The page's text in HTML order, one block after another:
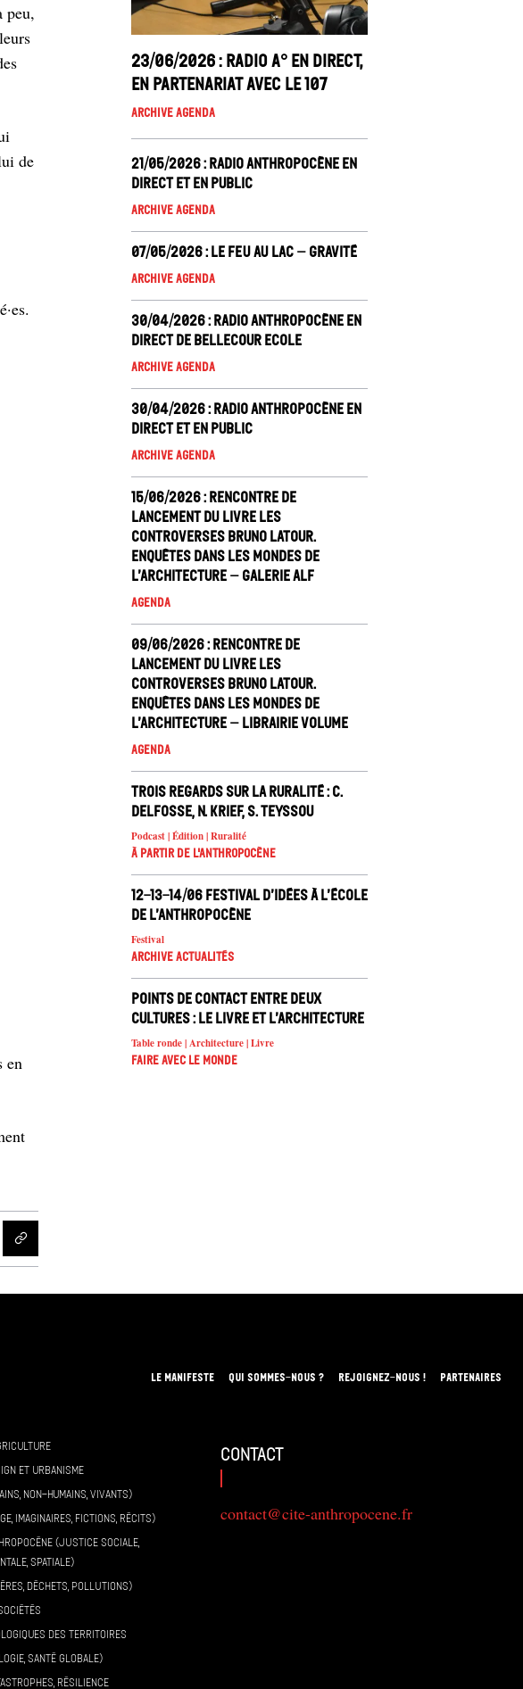
peu,
de
en
23/06/2026 : Radio A° en direct,
en partenariat avec le 107
Archive Agenda
21/05/2026 : Radio Anthropocène en
direct et en public
Archive Agenda
07/05/2026 : Le Feu au Lac – Gravité
Archive Agenda
30/04/2026 : Radio Anthropocène en
direct de Bellecour Ecole
Archive Agenda
30/04/2026 : Radio Anthropocène en
direct et en public
Archive Agenda
15/06/2026 : Rencontre de
lancement du livre Les
controverses Bruno Latour.
Enquêtes dans les mondes de
l’architecture – Galerie ALF
Agenda
09/06/2026 : Rencontre de
lancement du livre Les
controverses Bruno Latour.
Enquêtes dans les mondes de
l’architecture – Librairie Volume
Agenda
Trois regards sur la ruralité : C.
Delfosse, N. Krief, S. Teyssou
Podcast | Édition | Ruralité
À partir de l'anthropocène
12-13-14/06 Festival d’idées À l’école
de l’Anthropocène
Festival
Archive Actualités
Points de contact entre deux
cultures : le livre et l’architecture
Table ronde | Architecture | Livre
Faire avec le monde
LE MANIFESTE QUI SOMMES-NOUS ? REJOIGNEZ-NOUS ! PARTENAIRES
ET URBANISME
NON-HUMAINS, VIVANTS)
IMAGINAIRES, FICTIONS, RÉCITS)
(JUSTICE SOCIALE,
SPATIALE)
DÉCHETS, POLLUTIONS)
DES TERRITOIRES
SANTÉ GLOBALE)
RÉSILIENCE
contact
contact@cite-anthropocene.fr